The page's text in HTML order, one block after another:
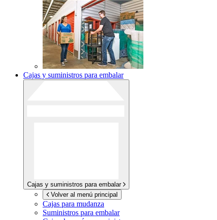
Cajas y suministros para embalar
Cajas y suministros para embalar
Volver al menú principal
Cajas para mudanza
Suministros para embalar